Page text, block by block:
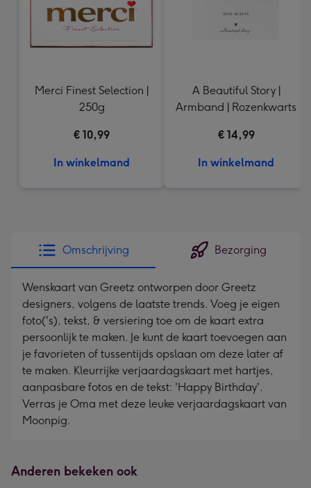
Merci Finest Selection |
250g
€ 10,99
In winkelmand
A Beautiful Story |
Armband | Rozenkwarts
€ 14,99
In winkelmand
Omschrijving Bezorging
Wenskaart van Greetz ontworpen door Greetz
designers, volgens de laatste trends. Voeg je eigen
foto('s), tekst, & versiering toe om de kaart extra
persoonlijk te maken. Je kunt de kaart toevoegen aan
je favorieten of tussentijds opslaan om deze later af
te maken. Kleurrijke verjaardagskaart met hartjes,
aanpasbare fotos en de tekst: 'Happy Birthday'.
Verras je Oma met deze leuke verjaardagskaart van
Moonpig.
Anderen bekeken ook